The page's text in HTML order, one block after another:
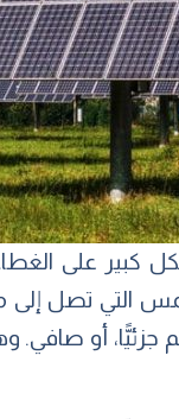
على
التي تصل إلى
جزئيًّا، أو